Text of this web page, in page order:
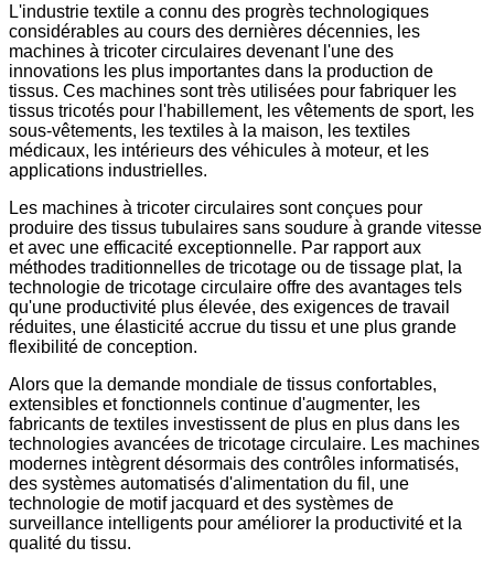
L'industrie textile a connu des progrès technologiques
considérables au cours des dernières décennies, les
machines à tricoter circulaires devenant l'une des
innovations les plus importantes dans la production de
tissus. Ces machines sont très utilisées pour fabriquer les
tissus tricotés pour l'habillement, les vêtements de sport, les
sous-vêtements, les textiles à la maison, les textiles
médicaux, les intérieurs des véhicules à moteur, et les
applications industrielles.
Les machines à tricoter circulaires sont conçues pour
produire des tissus tubulaires sans soudure à grande vitesse
et avec une efficacité exceptionnelle. Par rapport aux
méthodes traditionnelles de tricotage ou de tissage plat, la
technologie de tricotage circulaire offre des avantages tels
qu'une productivité plus élevée, des exigences de travail
réduites, une élasticité accrue du tissu et une plus grande
flexibilité de conception.
Alors que la demande mondiale de tissus confortables,
extensibles et fonctionnels continue d'augmenter, les
fabricants de textiles investissent de plus en plus dans les
technologies avancées de tricotage circulaire. Les machines
modernes intègrent désormais des contrôles informatisés,
des systèmes automatisés d'alimentation du fil, une
technologie de motif jacquard et des systèmes de
surveillance intelligents pour améliorer la productivité et la
qualité du tissu.